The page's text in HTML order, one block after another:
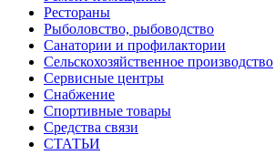
Рестораны
Рыболовство, рыбоводство
Санатории и профилактории
Сельскохозяйственное производство
Сервисные центры
Снабжение
Спортивные товары
Средства связи
СТАТЬИ